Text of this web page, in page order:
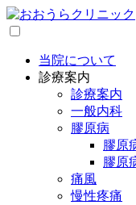
当院について
診療案内
診療案内
一般内科
膠原病
膠原
膠原
痛風
慢性疼痛